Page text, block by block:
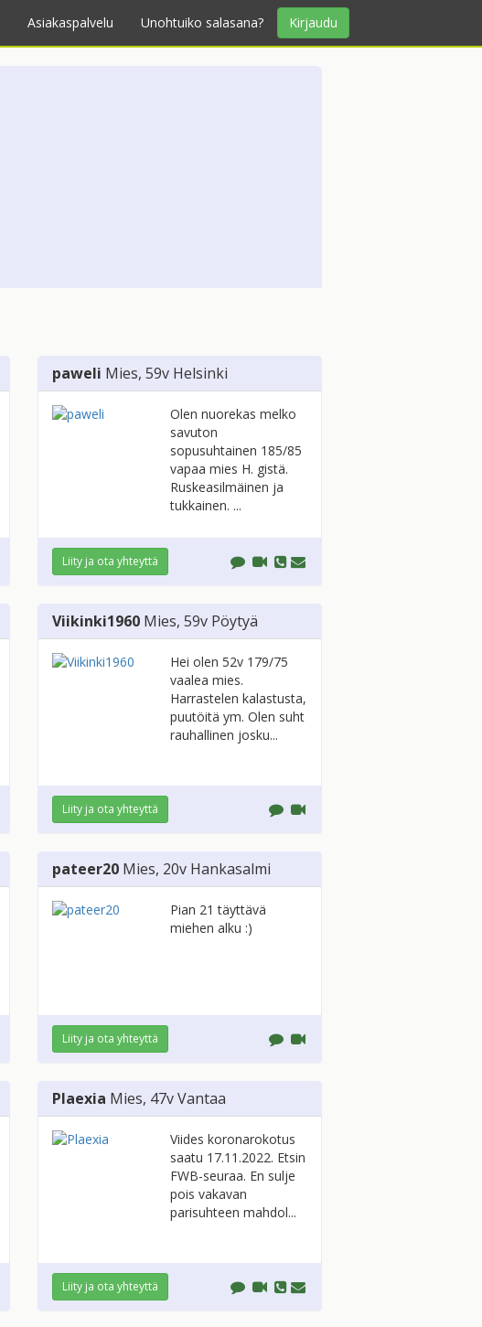
Asiakaspalvelu Unohtuiko salasana? Kirjaudu
paweli Mies, 59v Helsinki
Olen nuorekas melko
savuton
sopusuhtainen 185/85
vapaa mies H. gistä.
Ruskeasilmäinen ja
tukkainen. ...
Liity ja ota yhteyttä
Viikinki1960 Mies, 59v Pöytyä
Hei olen 52v 179/75
vaalea mies.
Harrastelen kalastusta,
puutöitä ym. Olen suht
rauhallinen josku...
Liity ja ota yhteyttä
pateer20 Mies, 20v Hankasalmi
Pian 21 täyttävä
miehen alku :)
Liity ja ota yhteyttä
Plaexia Mies, 47vVantaa
Viides koronarokotus
saatu 17.11.2022. Etsin
FWB-seuraa. En sulje
pois vakavan
parisuhteen mahdol...
Liity ja ota yhteyttä